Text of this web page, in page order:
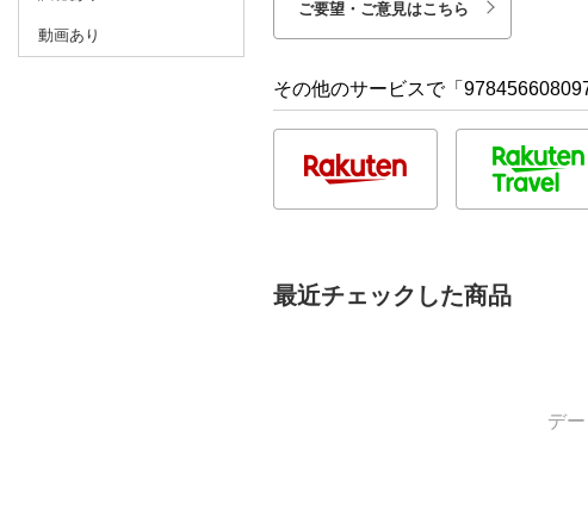
動画あり
ご要望・ご意見はこちら
その他のサービスで「
最近チェックした商品
デ